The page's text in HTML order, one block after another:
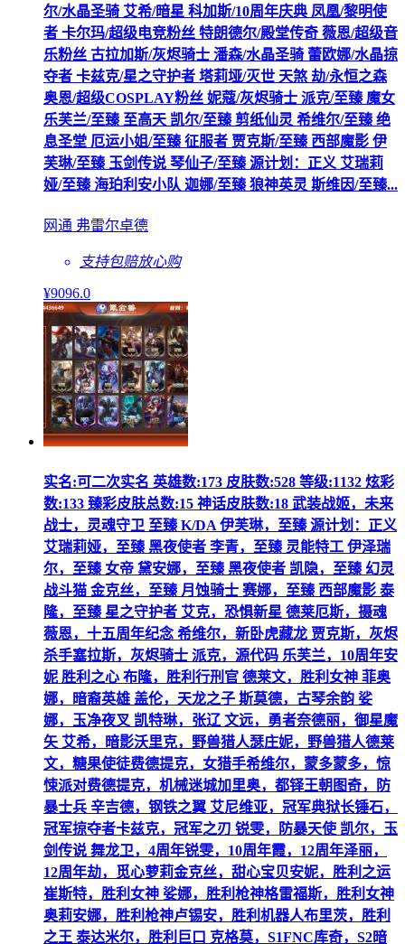
尔/水晶圣骑 艾希/暗星 科加斯/10周年庆典 凤凰/黎明使
者 卡尔玛/超级电竞粉丝 特朗德尔/殿堂传奇 薇恩/超级音
乐粉丝 古拉加斯/灰烬骑士 潘森/水晶圣骑 蕾欧娜/水晶掠
夺者 卡兹克/星之守护者 塔莉垭/灭世 天煞 劫/永恒之森
奥恩/超级COSPLAY粉丝 妮蔻/灰烬骑士 派克/至臻 魔女
乐芙兰/至臻 至高天 凯尔/至臻 剪纸仙灵 希维尔/至臻 绝
息圣堂 厄运小姐/至臻 征服者 贾克斯/至臻 西部魔影 伊
芙琳/至臻 玉剑传说 琴仙子/至臻 源计划：正义 艾瑞莉
娅/至臻 海珀利安小队 迦娜/至臻 狼神英灵 斯维因/至臻...
网通 弗雷尔卓德
支持包赔放心购
¥9096.0
实名:可二次实名 英雄数:173 皮肤数:528 等级:1132 炫彩
数:133 臻彩皮肤总数:15 神话皮肤数:18 武装战姬，未来
战士，灵魂守卫 至臻 K/DA 伊芙琳，至臻 源计划：正义
艾瑞莉娅，至臻 黑夜使者 李青，至臻 灵能特工 伊泽瑞
尔，至臻 女帝 黛安娜，至臻 黑夜使者 凯隐，至臻 幻灵
战斗猫 金克丝，至臻 月蚀骑士 赛娜，至臻 西部魔影 泰
隆，至臻 星之守护者 艾克，恐惧新星 德莱厄斯，摄魂
薇恩，十五周年纪念 希维尔，新卧虎藏龙 贾克斯，灰烬
杀手塞拉斯，灰烬骑士 派克，源代码 乐芙兰，10周年安
妮 胜利之心 布隆，胜利行刑官 德莱文，胜利女神 菲奥
娜，暗裔英雄 盖伦，天龙之子 斯莫德，古琴余韵 娑
娜，玉净夜叉 凯特琳，张辽 文远，勇者奈德丽，御星魔
矢 艾希，暗影沃里克，野兽猎人瑟庄妮，野兽猎人德莱
文，糖果使徒费德提克，女猎手希维尔，蒙多蒙多，惊
悚派对费德提克，机械迷城加里奥，都铎王朝图奇，防
暴士兵 辛吉德，钢铁之翼 艾尼维亚，冠军典狱长锤石，
冠军掠夺者卡兹克，冠军之刃 锐雯，防暴天使 凯尔，玉
剑传说 舞龙卫，4周年锐雯，10周年霞，12周年泽丽，
12周年劫，觅心萝莉金克丝，甜心宝贝安妮，胜利之运
崔斯特，胜利女神 娑娜，胜利枪神格雷福斯，胜利女神
奥莉安娜，胜利枪神卢锡安，胜利机器人布里茨，胜利
之王 泰达米尔，胜利巨口 克格莫，S1FNC库奇，S2暗